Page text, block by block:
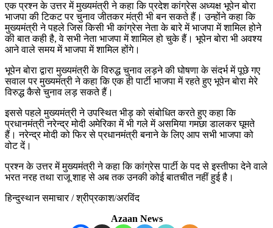
एक प्रश्न के उत्तर में मुख्यमंत्री ने कहा कि प्रदेश कांग्रेस अध्यक्ष भूपेन बोरा
भाजपा की टिकट पर चुनाव जीतकर मंत्री भी बन सकते हैं। उन्होंने कहा कि
मुख्यमंत्री ने पहले जिस किसी भी कांग्रेस नेता के बारे में भाजपा में शामिल होने
की बात कही है, वे सभी नेता भाजपा में शामिल हो चुके हैं। भूपेन बोरा भी अवश्य
आने वाले समय में भाजपा में शामिल होंगे।
भूपेन बोरा द्वारा मुख्यमंत्री के विरुद्ध चुनाव लड़ने की घोषणा के संदर्भ में पूछे गए
सवाल पर मुख्यमंत्री ने कहा कि एक ही पार्टी भाजपा में रहते हुए भूपेन बोरा मेरे
विरुद्ध कैसे चुनाव लड़ सकते हैं।
इससे पहले मुख्यमंत्री ने उपस्थित भीड़ को संबोधित करते हुए कहा कि
प्रधानमंत्री नरेन्द्र मोदी अमेरिका में भी गले में असमिया गमछा डालकर घूमते
हैं। नरेन्द्र मोदी को फिर से प्रधानमंत्री बनाने के लिए आप सभी भाजपा को
वोट दें।
प्रश्न के उत्तर में मुख्यमंत्री ने कहा कि कांग्रेस पार्टी के पद से इस्तीफा देने वाले
भरत नरह तथा राजू शाह से अब तक उनकी कोई बातचीत नहीं हुई है।
हिन्दुस्थान समाचार / श्रीप्रकाश/अरविंद
Azaan News